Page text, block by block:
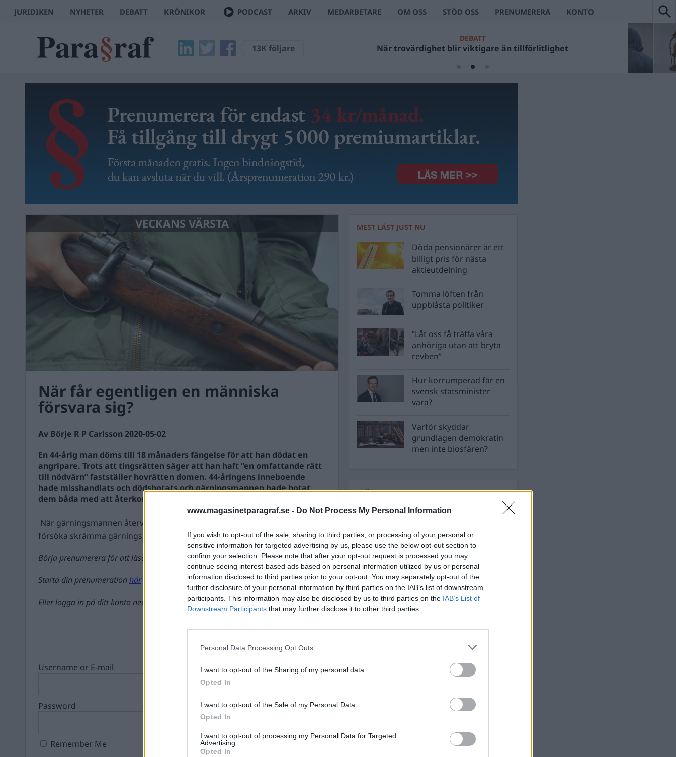
www.magasinetparagraf.se - Do Not Process My Personal Information
If you wish to opt-out of the sale, sharing to third parties, or processing of your personal or
sensitive information for targeted advertising by us, please use the below opt-out section to
confirm your selection. Please note that after your opt-out request is processed you may
continue seeing interest-based ads based on personal information utilized by us or personal
information disclosed to third parties prior to your opt-out. You may separately opt-out of the
further disclosure of your personal information by third parties on the IAB’s list of downstream
participants. This information may also be disclosed by us to third parties on the IAB’s List of
Downstream Participants that may further disclose it to other third parties.
Personal Data Processing Opt Outs
I want to opt-out of the Sharing of my personal data.
Opted In
I want to opt-out of the Sale of my Personal Data.
Opted In
I want to opt-out of processing my Personal Data for Targeted
Advertising.
Opted In
JURIDIKEN NYHETER DEBATT KRÖNIKOR PODCAST ARKIV MEDARBETARE OM OSS STÖD OSS PRENUMERERA KONTO
13K följare
DEBATT
När trovärdighet blir viktigare än tillförlitlighet
VECKANS VÄRSTA
När får egentligen en människa
försvara sig?
Av Börje R P Carlsson 2020-05-02
En 44-årig man döms till 18 månaders fängelse för att han dödat en
angripare. Trots att tingsrätten säger att han haft ”en omfattande rätt
till nödvärn” fastställer hovrätten domen. 44-åringens inneboende
hade misshandlats och dödshotats och gärningsmannen hade hotat
dem båda med att återkomma och fortsätta misshandeln.
När gärningsmannen återvände laddade 44-åringen sitt jaktvapen för att
försöka skrämma gärningsmann...
Börja prenumerera för att läsa detta innehåll.
Starta din prenumerationhär
Eller logga in på ditt konto nedan:
Username or E-mail
Password
Remember Me
MEST LÄST JUST NU
Döda pensionärer är ett
billigt pris för nästa
aktieutdelning
Tomma löften från
uppblåsta politiker
”Låt oss få träffa våra
anhöriga utan att bryta
revben”
Hur korrumperad får en
svensk statsminister
vara?
Varför skyddar
grundlagen demokratin
men inte biosfären?
STÖD OSS
Stöd Para§raf – magasinet som hatas av
PRENUMERERA PÅ PARA§RAFS NYHETSBREV
Börje
Carlsson
Börje R P Carlsson
Ebba Busch
Jimmie Åkesson Kokainmålet